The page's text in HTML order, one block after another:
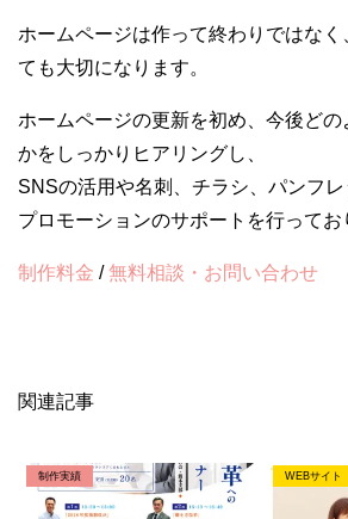
ホームページは作って終わりではなく
ても大切になります。
ホームページの更新を初め、今後ど
かをしっかりヒアリングし、
SNSの活用や名刺、チラシ、パンフ
プロモーションのサポートを行ってお
制作料金 /無料相談・お問い合わせ
関連記事
制作実績 WEBサイト